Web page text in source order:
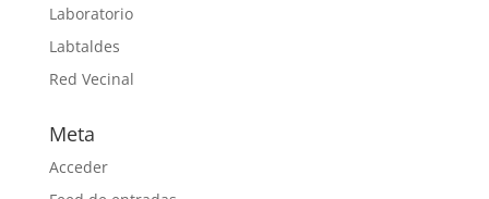
Laboratorio
Labtaldes
Red Vecinal
Meta
Acceder